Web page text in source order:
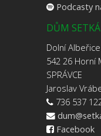
Podcasty
DŮM
Dolní Albeřice
542 26 Horní
SPRÁVCE
Jaroslav
736 537
Facebook